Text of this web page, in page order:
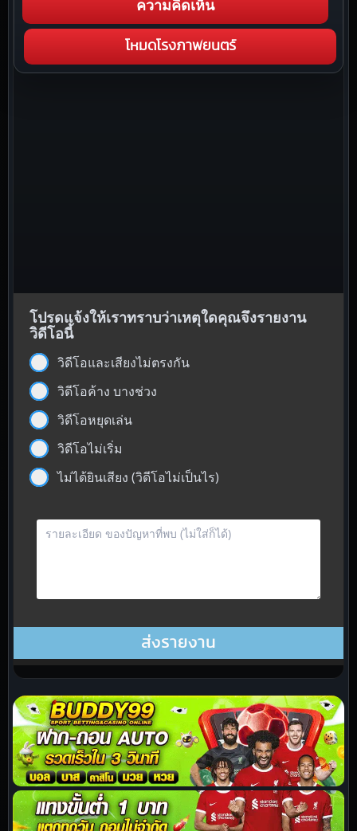
ความคิดเห็น
โหมดโรงภาพยนตร์
โปรดแจ้งให้เราทราบว่าเหตุใดคุณจึงรายงาน
วิดีโอนี้
วิดีโอและเสียงไม่ตรงกัน
วิดีโอค้าง บางช่วง
วิดีโอหยุดเล่น
วิดีโอไม่เริ่ม
ไม่ได้ยินเสียง (วิดีโอไม่เป็นไร)